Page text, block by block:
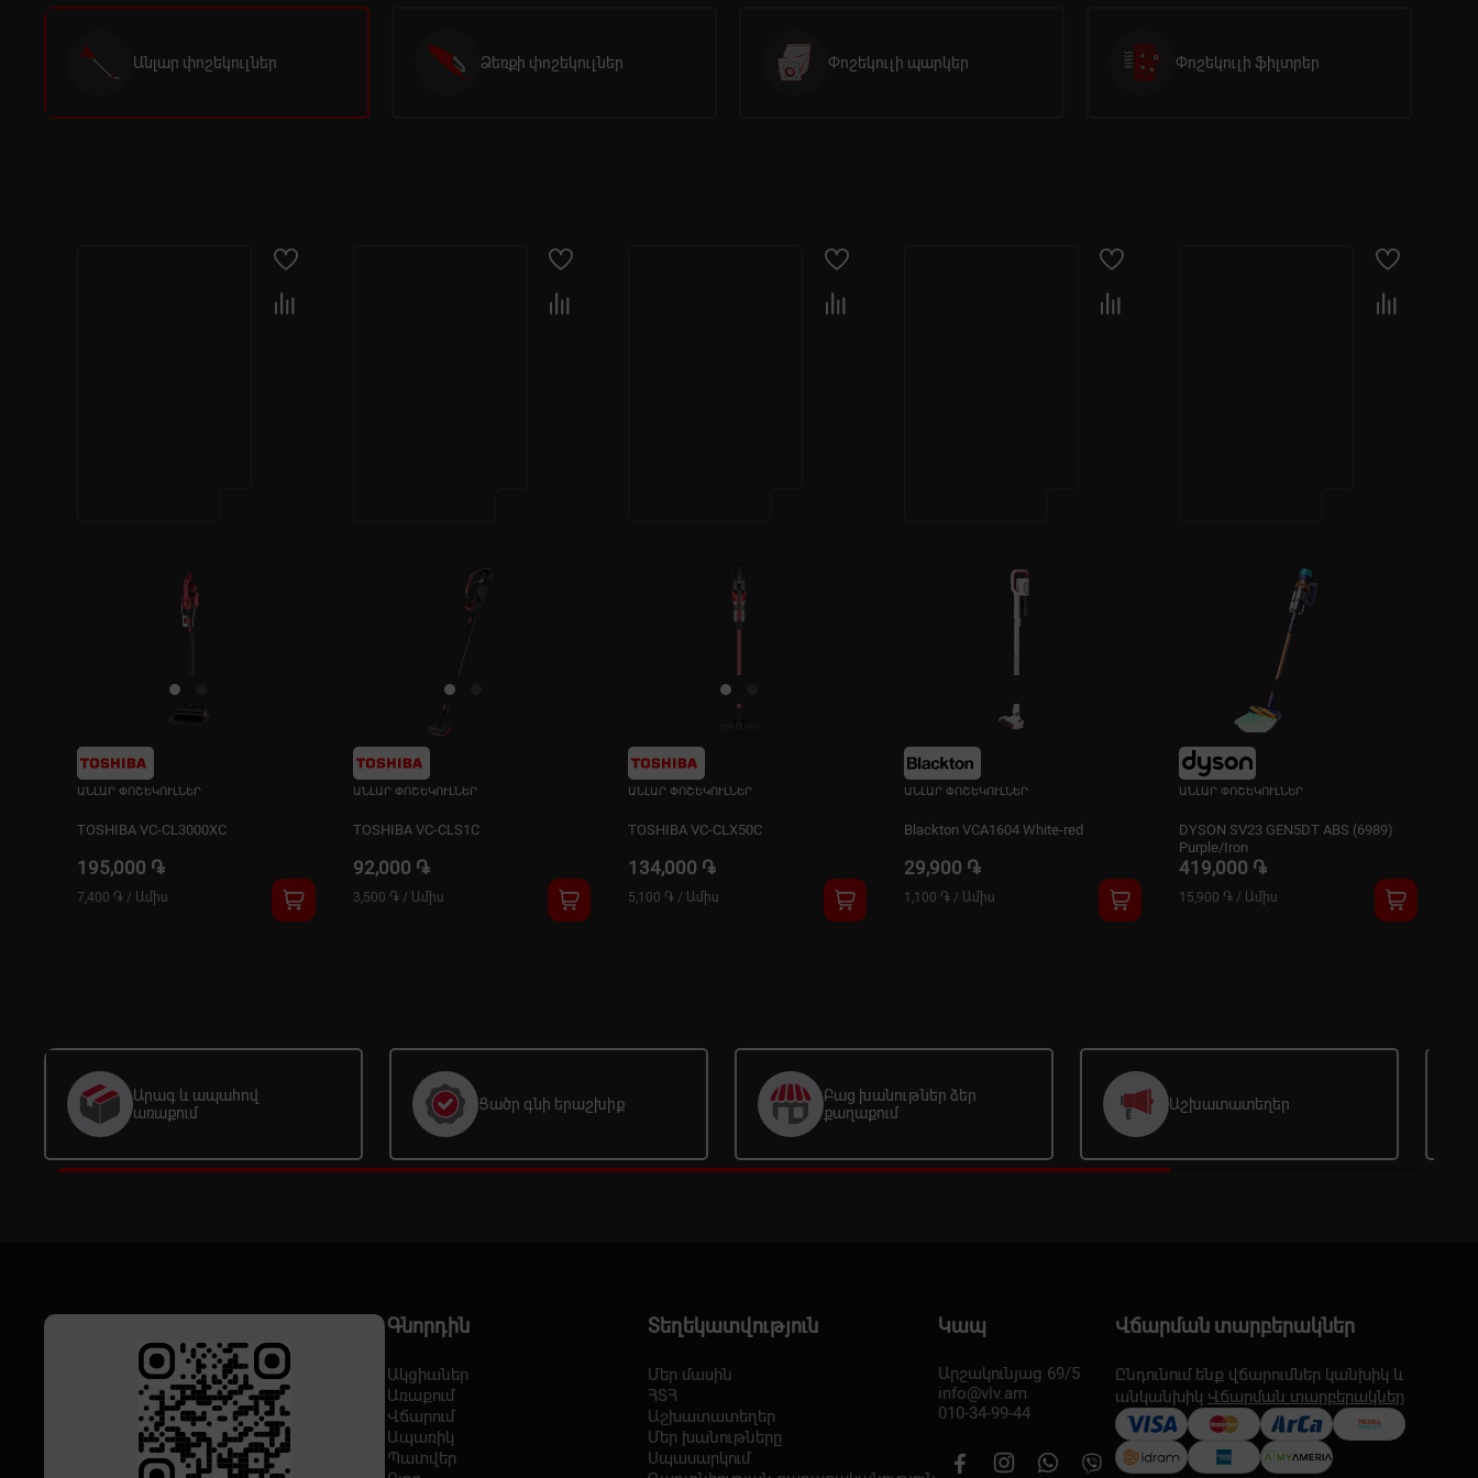
Անլար փոշեկուլներ Ձեռքի փոշեկուլներ Փոշեկուլի պարկեր Փոշեկուլի ֆիլտրեր
ԱՆԼԱՐ ՓՈՇԵԿՈՒԼՆԵՐ
TOSHIBA VC-CL3000XC
195,000 ֏
7,400 ֏ / Ամիս
ԱՆԼԱՐ ՓՈՇԵԿՈՒԼՆԵՐ
TOSHIBA VC-CLS1C
92,000 ֏
3,500 ֏ / Ամիս
ԱՆԼԱՐ ՓՈՇԵԿՈՒԼՆԵՐ
TOSHIBA VC-CLX50C
134,000 ֏
5,100 ֏ / Ամիս
ԱՆԼԱՐ ՓՈՇԵԿՈՒԼՆԵՐ
Blackton VCA1604 White-red
29,900 ֏
1,100 ֏ / Ամիս
ԱՆԼԱՐ ՓՈՇԵԿՈՒԼՆԵՐ
DYSON SV23 GEN5DT ABS (6989)
Purple/Iron
419,000 ֏
15,900 ֏ / Ամիս
Արագ և ապահով
առաքում
Ցածր գնի երաշխիք
Բաց խանութներ ձեր
քաղաքում
Աշխատատեղեր
Գնորդին
Ակցիաներ
Առաքում
Վճարում
Ապառիկ
Պատվեր
Տեղեկատվություն
Մեր մասին
ՀՏՀ
Աշխատատեղեր
Մեր խանութները
Սպասարկում
Կապ
Արշակունյաց 69/5
info@vlv.am
010-34-99-44
Վճարման տարբերակներ
Ընդունում ենք վճարումներ կանխիկ և
անկանխիկ Վճարման տարբերակներ